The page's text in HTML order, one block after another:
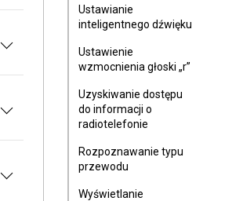
Ustawianie
inteligentnego dźwięku
Ustawienie
wzmocnienia głoski „r”
Uzyskiwanie dostępu
do informacji o
radiotelefonie
Rozpoznawanie typu
przewodu
Wyświetlanie